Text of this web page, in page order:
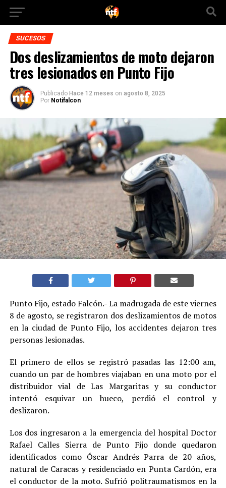
SUCESOS
Dos deslizamientos de moto dejaron
tres lesionados en Punto Fijo
Publicado Hace 12 meses on agosto 8, 2025
Por Notifalcon
Punto Fijo, estado Falcón.- La madrugada de este viernes
8 de agosto, se registraron dos deslizamientos de motos
en la ciudad de Punto Fijo, los accidentes dejaron tres
personas lesionadas.
El primero de ellos se registró pasadas las 12:00 am,
cuando un par de hombres viajaban en una moto por el
distribuidor vial de Las Margaritas y su conductor
intentó esquivar un hueco, perdió el control y
deslizaron.
Los dos ingresaron a la emergencia del hospital Doctor
Rafael Calles Sierra de Punto Fijo donde quedaron
identificados como Óscar Andrés Parra de 20 años,
natural de Caracas y residenciado en Punta Cardón, era
el conductor de la moto. Sufrió politraumatismos en la